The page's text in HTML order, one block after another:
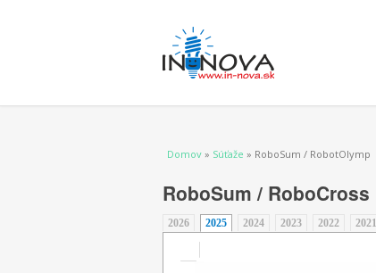
Nachádzate sa tu
Domov » Súťaže » RoboSum / RobotOlymp
RoboSum / RoboCross
2026 2025 (aktívna karta)
2024 2023 2022 2021